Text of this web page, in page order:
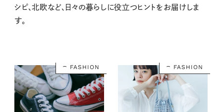
シピ、北欧など、日々の暮らしに役立つヒントをお届けしま
す。
FASHION FASHION